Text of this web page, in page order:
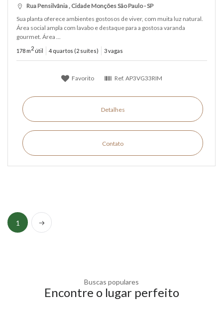
Rua Pensilvânia , Cidade Monções São Paulo - SP
Sua planta oferece ambientes gostosos de viver, com muita luz natural.
Área social ampla com lavabo e destaque para a gostosa varanda
gourmet. Área ...
178 m2 útil 4 quartos (2 suítes) 3 vagas
Favorito Ref. AP3VG33RIM
Detalhes
Contato
1 Próximo
Buscas populares
Encontre o lugar perfeito